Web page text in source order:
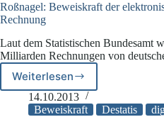
Roßnagel: Beweiskraft der
Rechnung
Laut dem Statistischen Bundesamt
Milliarden Rechnungen von
Weiterlesen
Roßnagel:
Beweiskraft
der
14.10.2013
Beweiskraft
Destatis